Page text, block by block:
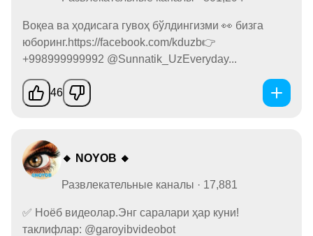
Воқеа ва ҳодисага гувоҳ бўлдингизми 👀 бизга
юборинг.https://facebook.com/kduzb👉
+998999999992 @Sunnatik_UzEveryday...
46
🔸 NOYOB 🔸
Развлекательные каналы · 17,881
✅ Ноёб видеолар.Энг саралари ҳар куни!
таклифлар: @garoyibvideobot